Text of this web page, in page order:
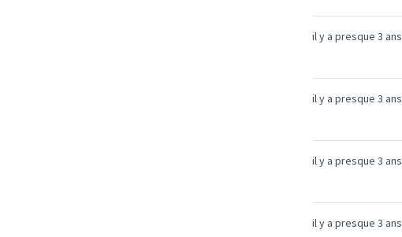
il y a presque 3 ans
il y a presque 3 ans
il y a presque 3 ans
il y a presque 3 ans